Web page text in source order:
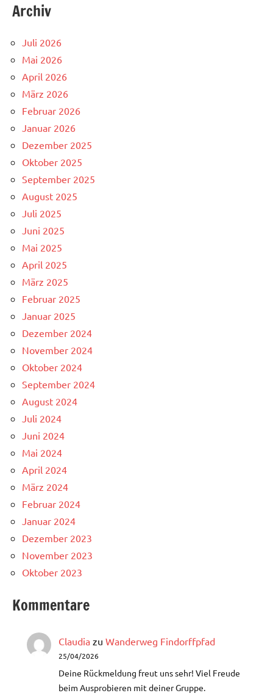
Archiv
Juli 2026
Mai 2026
April 2026
März 2026
Februar 2026
Januar 2026
Dezember 2025
Oktober 2025
September 2025
August 2025
Juli 2025
Juni 2025
Mai 2025
April 2025
März 2025
Februar 2025
Januar 2025
Dezember 2024
November 2024
Oktober 2024
September 2024
August 2024
Juli 2024
Juni 2024
Mai 2024
April 2024
März 2024
Februar 2024
Januar 2024
Dezember 2023
November 2023
Oktober 2023
Kommentare
Claudia zu Wanderweg Findorffpfad
25/04/2026
Deine Rückmeldung freut uns sehr! Viel Freude
beim Ausprobieren mit deiner Gruppe.